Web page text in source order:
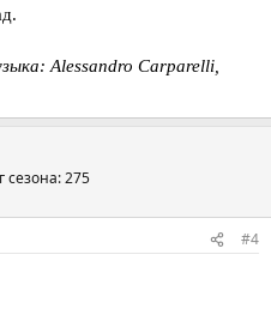
Alessandro Carparelli,
сезона: 275
#4